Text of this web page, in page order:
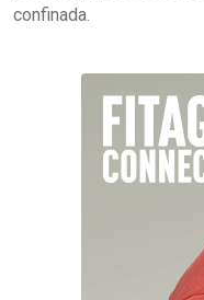
confinada.